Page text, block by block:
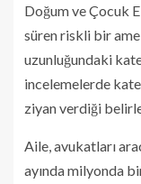
Doğum ve Çocuk
süren riskli bir
uzunluğundaki
incelemelerde
ziyan verdiği
Aile, avukatları
ayında milyonda